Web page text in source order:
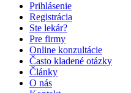
Prihlásenie
Registrácia
Ste lekár?
Pre firmy
Online konzultácie
Často kladené otázky
Články
O nás